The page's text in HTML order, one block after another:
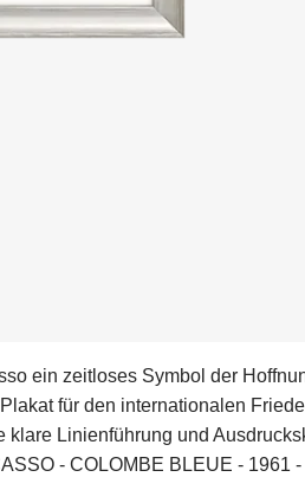
ein zeitloses Symbol der
für den internationalen
Linienführung und
- COLOMBE BLEUE -